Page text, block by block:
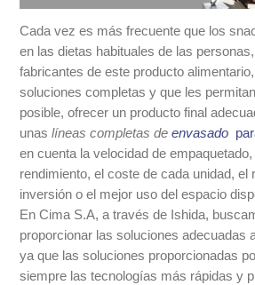
Cada vez es más frecuente que los
en las dietas habituales de las
fabricantes de este producto
soluciones completas y que les
posible, ofrecer un producto final
unaslíneas completas deenvasado
en cuenta la velocidad de
rendimiento, el coste de cada unidad, el
inversión o el mejor uso del espacio
En Cima S.A, a través de Ishida,
proporcionar las soluciones adecuadas
ya que las soluciones proporcionadas
siempre las tecnologías más rápidas y